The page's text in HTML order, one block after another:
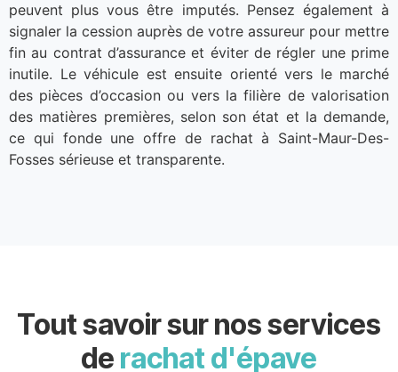
peuvent plus vous être imputés. Pensez également à
signaler la cession auprès de votre assureur pour mettre
fin au contrat d’assurance et éviter de régler une prime
inutile. Le véhicule est ensuite orienté vers le marché
des pièces d’occasion ou vers la filière de valorisation
des matières premières, selon son état et la demande,
ce qui fonde une offre de rachat à Saint-Maur-Des-
Fosses sérieuse et transparente.
Tout savoir sur nos services
de rachat d'épave